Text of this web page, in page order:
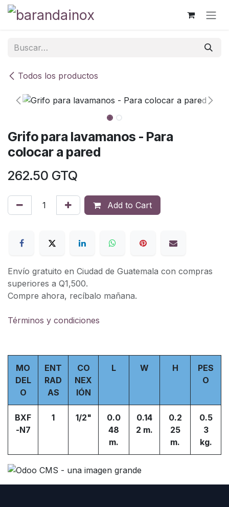
Ir al contenido
Todos los productos
Grifo para lavamanos - Para
colocar a pared
262.50 GTQ
Add to Cart
Envío gratuito en Ciudad de Guatemala con compras
superiores a Q1,500.
Compre ahora, recíbalo mañana.
Términos y condiciones
MO
DEL
O
ENT
RAD
AS
CO
NEX
IÓN
L W H
PES
O
BXF
-N7
1 1/2"
0.0
48
m.
0.14
2 m.
0.2
25
m.
0.5
3
kg.